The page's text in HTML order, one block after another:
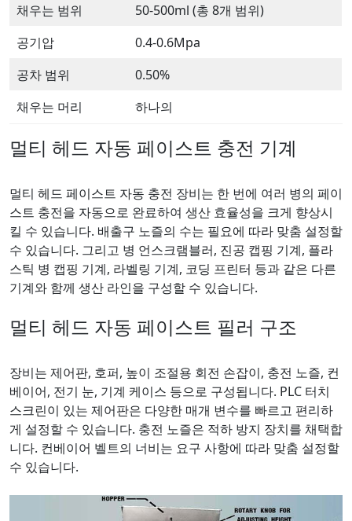
채우는 범위
50-500ml (총 8개 범위)
공기압
0.4-0.6Mpa
공차 범위
0.50%
채우는 머리
하나의
멀티 헤드 자동 페이스트 충전 기계
멀티 헤드 페이스트 자동 충전 장비는 한 번에 여러 병의 페이
스트 충전을 자동으로 완료하여 생산 효율성을 크게 향상시
킬 수 있습니다. 배출구 노즐의 수는 필요에 따라 맞춤 설정할
수 있습니다. 그리고 병 언스크램블러, 진공 캡핑 기계, 플라
스틱 병 캡핑 기계, 라벨링 기계, 코딩 프린터 등과 같은 다른
기계와 함께 생산 라인을 구성할 수 있습니다.
멀티 헤드 자동 페이스트 필러 구조
장비는 제어판, 호퍼, 높이 조절용 회전 손잡이, 충전 노즐, 컨
베이어, 전기 눈, 기계 케이스 등으로 구성됩니다. PLC 터치
스크린이 있는 제어판은 다양한 매개 변수를 빠르고 편리하
게 설정할 수 있습니다. 충전 노즐은 적하 방지 장치를 채택합
니다. 컨베이어 벨트의 너비는 요구 사항에 따라 맞춤 설정할
수 있습니다.